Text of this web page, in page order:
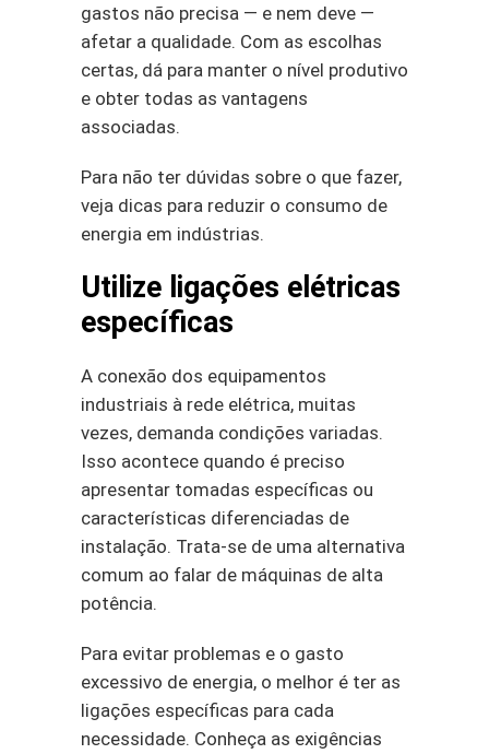
gastos não precisa — e nem deve —
afetar a qualidade. Com as escolhas
certas, dá para manter o nível produtivo
e obter todas as vantagens
associadas.
Para não ter dúvidas sobre o que fazer,
veja dicas para reduzir o consumo de
energia em indústrias.
Utilize ligações elétricas
específicas
A conexão dos equipamentos
industriais à rede elétrica, muitas
vezes, demanda condições variadas.
Isso acontece quando é preciso
apresentar tomadas específicas ou
características diferenciadas de
instalação. Trata-se de uma alternativa
comum ao falar de máquinas de alta
potência.
Para evitar problemas e o gasto
excessivo de energia, o melhor é ter as
ligações específicas para cada
necessidade. Conheça as exigências